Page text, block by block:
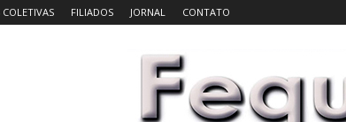
COLETIVAS FILIADOS JORNAL CONTATO